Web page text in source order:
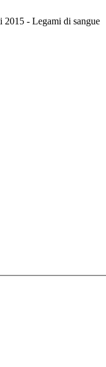
2015 - Legami di sangue